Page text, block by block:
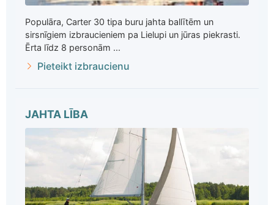
Populāra, Carter 30 tipa buru jahta ballītēm un
sirsnīgiem izbraucieniem pa Lielupi un jūras piekrasti.
Ērta līdz 8 personām ...
Pieteikt izbraucienu
JAHTA LĪBA